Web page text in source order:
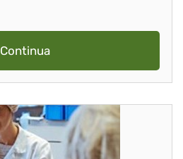
Continua